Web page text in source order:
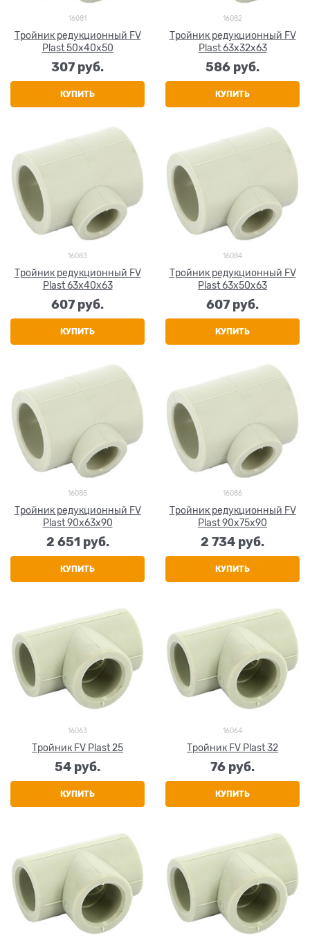
16081
Тройник редукционный FV
Plast 50х40х50
307 руб.
КУПИТЬ
16082
Тройник редукционный FV
Plast 63х32х63
586 руб.
КУПИТЬ
16083
Тройник редукционный FV
Plast 63х40х63
607 руб.
КУПИТЬ
16084
Тройник редукционный FV
Plast 63х50х63
607 руб.
КУПИТЬ
16085
Тройник редукционный FV
Plast 90х63х90
2 651 руб.
КУПИТЬ
16086
Тройник редукционный FV
Plast 90х75х90
2 734 руб.
КУПИТЬ
16063
Тройник FV Plast 25
54 руб.
КУПИТЬ
16064
Тройник FV Plast 32
76 руб.
КУПИТЬ